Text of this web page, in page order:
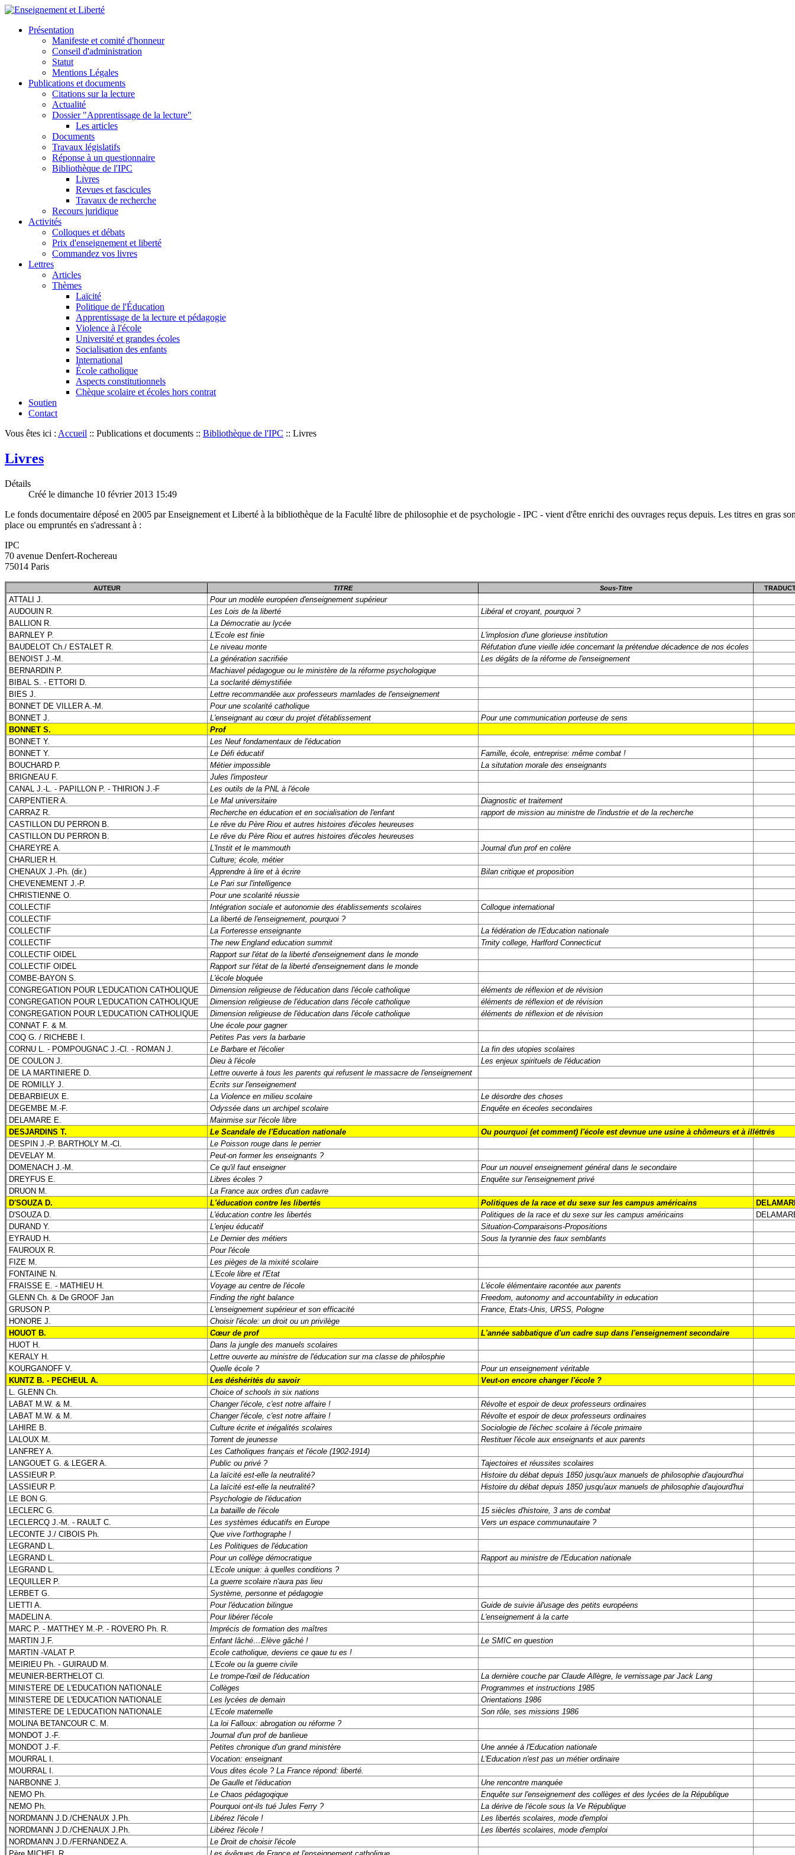
Présentation
Manifeste et comité d'honneur
Conseil d'administration
Statut
Mentions Légales
Publications et documents
Citations sur la lecture
Actualité
Dossier "Apprentissage de la lecture"
Les articles
Documents
Travaux législatifs
Réponse à un questionnaire
Bibliothèque de l'IPC
Livres
Revues et fascicules
Travaux de recherche
Recours juridique
Activités
Colloques et débats
Prix d'enseignement et liberté
Commandez vos livres
Lettres
Articles
Thèmes
Laïcité
Politique de l'Éducation
Apprentissage de la lecture et pédagogie
Violence à l'école
Université et grandes écoles
Socialisation des enfants
International
École catholique
Aspects constitutionnels
Chèque scolaire et écoles hors contrat
Soutien
Contact
Vous êtes ici : Accueil :: Publications et documents :: Bibliothèque de l'IPC :: Livres
Livres
Détails
Créé le dimanche 10 février 2013 15:49
Le fonds documentaire déposé en 2005 par Enseignement et Liberté à la bibliothèque de la Faculté libre de philosophie et de psychologie - IPC - vient d'être enrichi des ouvrages reçus depuis. Les titres en gras
place ou empruntés en s'adressant à :
IPC
70 avenue Denfert-Rochereau
75014 Paris
AUTEUR TITRE Sous-Titre
ATTALI J.
Pour un modèle européen d'enseignement supérieur
AUDOUIN R.
Les Lois de la liberté
Libéral et croyant, pourquoi ?
BALLION R.
La Démocratie au lycée
BARNLEY P.
L'Ecole est finie
L'implosion d'une glorieuse institution
BAUDELOT Ch./ ESTALET R.
Le niveau monte
Réfutation d'une vieille idée concernant la prétendue décadence de nos écoles
BENOIST J.-M.
La génération sacrifiée
Les dégâts de la réforme de l'enseignement
BERNARDIN P.
Machiavel pédagogue ou le ministère de la réforme psychologique
BIBAL S. - ETTORI D.
La soclarité démystifiée
BIES J.
Lettre recommandée aux professeurs mamlades de l'enseignement
BONNET DE VILLER A.-M.
Pour une scolarité catholique
BONNET J.
L'enseignant au cœur du projet d'établissement
Pour une communication porteuse de sens
BONNET S.
Prof
BONNET Y.
Les Neuf fondamentaux de l'éducation
BONNET Y.
Le Défi éducatif
Famille, école, entreprise: même combat !
BOUCHARD P.
Métier impossible
La situtation morale des enseignants
BRIGNEAU F.
Jules l'imposteur
CANAL J.-L. - PAPILLON P. - THIRION J.-F
Les outils de la PNL à l'école
CARPENTIER A.
Le Mal universitaire
Diagnostic et traitement
CARRAZ R.
Recherche en éducation et en socialisation de l'enfant
rapport de mission au ministre de l'industrie et de la recherche
CASTILLON DU PERRON B.
Le rêve du Père Riou et autres histoires d'écoles heureuses
CASTILLON DU PERRON B.
Le rêve du Père Riou et autres histoires d'écoles heureuses
CHAREYRE A.
L'Instit et le mammouth
Journal d'un prof en colère
CHARLIER H.
Culture; école, métier
CHENAUX J.-Ph. (dir.)
Apprendre à lire et à écrire
Bilan critique et proposition
CHEVENEMENT J.-P.
Le Pari sur l'intelligence
CHRISTIENNE O.
Pour une scolarité réussie
COLLECTIF
Intégration sociale et autonomie des établissements scolaires
Colloque international
COLLECTIF
La liberté de l'enseignement, pourquoi ?
COLLECTIF
La Forteresse enseignante
La fédération de l'Education nationale
COLLECTIF
The new England education summit
Trnity college, Harlford Connecticut
COLLECTIF OIDEL
Rapport sur l'état de la liberté d'enseignement dans le monde
COLLECTIF OIDEL
Rapport sur l'état de la liberté d'enseignement dans le monde
COMBE-BAYON S.
L'école bloquée
CONGREGATION POUR L'EDUCATION CATHOLIQUE
Dimension religieuse de l'éducation dans l'école catholique
éléments de réflexion et de révision
CONGREGATION POUR L'EDUCATION CATHOLIQUE
Dimension religieuse de l'éducation dans l'école catholique
éléments de réflexion et de révision
CONGREGATION POUR L'EDUCATION CATHOLIQUE
Dimension religieuse de l'éducation dans l'école catholique
éléments de réflexion et de révision
CONNAT F. & M.
Une école pour gagner
COQ G. / RICHEBE I.
Petites Pas vers la barbarie
CORNU L. - POMPOUGNAC J.-Cl. - ROMAN J.
Le Barbare et l'écolier
La fin des utopies scolaires
DE COULON J.
Dieu à l'école
Les enjeux spirituels de l'éducation
DE LA MARTINIERE D.
Lettre ouverte à tous les parents qui refusent le massacre de l'enseignement
DE ROMILLY J.
Ecrits sur l'enseignement
DEBARBIEUX E.
La Violence en milieu scolaire
Le désordre des choses
DEGEMBE M.-F.
Odyssée dans un archipel scolaire
Enquête en éceoles secondaires
DELAMARE E.
Mainmise sur l'école libre
DESJARDINS T.
Le Scandale de l'Education nationale
Ou pourquoi (et comment) l'école est devnue une usine à chômeurs et à illéttrés
DESPIN J.-P. BARTHOLY M.-Cl.
Le Poisson rouge dans le perrier
DEVELAY M.
Peut-on former les enseignants ?
DOMENACH J.-M.
Ce qu'il faut enseigner
Pour un nouvel enseignement général dans le secondaire
DREYFUS E.
Libres écoles ?
Enquête sur l'enseignement privé
DRUON M.
La France aux ordres d'un cadavre
D'SOUZA D.
L'éducation contre les libertés Politiques de la race et du sexe sur les campus américains
D'SOUZA D.
L'éducation contre les libertés Politiques de la race et du sexe sur les campus américains
DURAND Y.
L'enjeu éducatif
Situation-Comparaisons-Propositions
EYRAUD H.
Le Dernier des métiers
Sous la tyrannie des faux semblants
FAUROUX R.
Pour l'école
FIZE M.
Les pièges de la mixité scolaire
FONTAINE N.
L'Ecole libre et l'Etat
FRAISSE E. - MATHIEU H.
Voyage au centre de l'école
L'école élémentaire racontée aux parents
GLENN Ch. & De GROOF Jan
Finding the right balance
Freedom, autonomy and accountability in education
GRUSON P.
L'enseignement supérieur et son efficacité
France, Etats-Unis, URSS, Pologne
HONORE J.
Choisir l'école: un droit ou un privilège
HOUOT B.
Cœur de prof
L'année sabbatique d'un cadre sup dans l'enseignement secondaire
HUOT H.
Dans la jungle des manuels scolaires
KERALY H.
Lettre ouverte au ministre de l'éducation sur ma classe de philosphie
KOURGANOFF V.
Quelle école ?
Pour un enseignement véritable
KUNTZ B. - PECHEUL A.
Les déshérités du savoir
Veut-on encore changer l'école ?
L. GLENN Ch.
Choice of schools in six nations
LABAT M.W. & M.
Changer l'école, c'est notre affaire !
Révolte et espoir de deux professeurs ordinaires
LABAT M.W. & M.
Changer l'école, c'est notre affaire !
Révolte et espoir de deux professeurs ordinaires
LAHIRE B.
Culture écrite et inégalités scolaires
Sociologie de l'échec scolaire à l'école primaire
LALOUX M.
Torrent de jeunesse
Restituer l'école aux enseignants et aux parents
LANFREY A.
Les Catholiques français et l'école (1902-1914)
LANGOUET G. & LEGER A.
Public ou privé ?
Tajectoires et réussites scolaires
LASSIEUR P.
La laïcité est-elle la neutralité?
Histoire du débat depuis 1850 jusqu'aux manuels de philosophie d'aujourd'hui
LASSIEUR P.
La laïcité est-elle la neutralité?
Histoire du débat depuis 1850 jusqu'aux manuels de philosophie d'aujourd'hui
LE BON G.
Psychologie de l'éducation
LECLERC G.
La bataille de l'école
15 siècles d'histoire, 3 ans de combat
LECLERCQ J.-M. - RAULT C.
Les systèmes éducatifs en Europe
Vers un espace communautaire ?
LECONTE J./ CIBOIS Ph.
Que vive l'orthographe !
LEGRAND L.
Les Politiques de l'éducation
LEGRAND L.
Pour un collège démocratique
Rapport au ministre de l'Education nationale
LEGRAND L.
L'Ecole unique: à quelles conditions ?
LEQUILLER P.
La guerre scolaire n'aura pas lieu
LERBET G.
Système, personne et pédagogie
LIETTI A.
Pour l'éducation bilingue
Guide de suivie àl'usage des petits européens
MADELIN A.
Pour libérer l'école
L'enseignement à la carte
MARC P. - MATTHEY M.-P. - ROVERO Ph. R.
Imprécis de formation des maîtres
MARTIN J.F.
Enfant lâché…Elève gâché !
Le SMIC en question
MARTIN -VALAT P.
Ecole catholique, deviens ce qaue tu es !
MEIRIEU Ph. - GUIRAUD M.
L'Ecole ou la guerre civile
MEUNIER-BERTHELOT Cl.
Le trompe-l'œil de l'éducation
La dernière couche par Claude Allègre, le vernissage par Jack Lang
MINISTERE DE L'EDUCATION NATIONALE
Collèges
Programmes et instructions 1985
MINISTERE DE L'EDUCATION NATIONALE
Les lycées de demain
Orientations 1986
MINISTERE DE L'EDUCATION NATIONALE
L'Ecole maternelle
Son rôle, ses missions 1986
MOLINA BETANCOUR C. M.
La loi Falloux: abrogation ou réforme ?
MONDOT J.-F.
Journal d'un prof de banlieue
MONDOT J.-F.
Petites chronique d'un grand ministère
Une année à l'Education nationale
MOURRAL I.
Vocation: enseignant
L'Education n'est pas un métier ordinaire
MOURRAL I.
Vous dites école ? La France répond: liberté.
NARBONNE J.
De Gaulle et l'éducation
Une rencontre manquée
NEMO Ph.
Le Chaos pédagoqique
Enquête sur l'enseignement des collèges et des lycées de la République
NEMO Ph.
Pourquoi ont-ils tué Jules Ferry ?
La dérive de l'école sous la Ve République
NORDMANN J.D./CHENAUX J.Ph.
Libérez l'école !
Les libertés scolaires, mode d'emploi
NORDMANN J.D./CHENAUX J.Ph.
Libérez l'école !
Les libertés scolaires, mode d'emploi
NORDMANN J.D./FERNANDEZ A.
Le Droit de choisir l'école